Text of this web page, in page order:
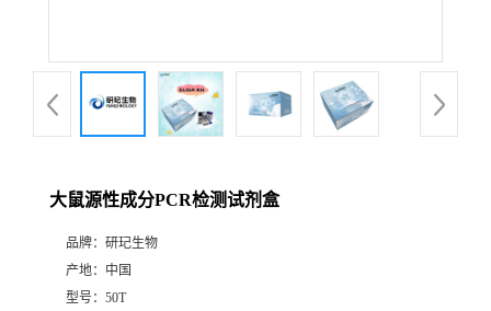
大鼠源性成分PCR检测试剂盒
品牌： 研玘生物
产地： 中国
型号： 50T